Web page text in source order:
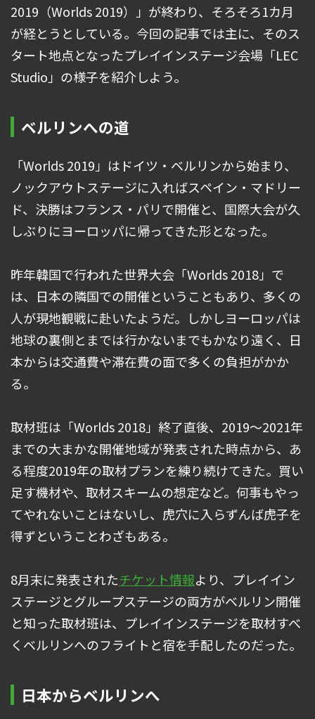
2019（Worlds 2019）」が終わり、そろそろ1カ月
が経とうとしている。今回の記事では主に、そのス
タート地点となったプレイインステージ会場「LEC
Studio」の様子を紹介しよう。
ベルリンへの道
「Worlds 2019」はドイツ・ベルリンから始まり、
ノックアウトステージに入ればスペイン・マドリー
ド、決勝はフランス・パリで開催と、国際大会が久
しぶりにヨーロッパに帰ってきた形となった。
昨年韓国で行われた世界大会「Worlds 2018」で
は、日本の隣国での開催ということもあり、多くの
人が現地観戦に赴いたようだ。しかしヨーロッパは
地球の裏側とまでは行かないまでもかなり遠く、日
本からは交通費や滞在費の面で多くの負担がかか
る。
取材班は「Worlds 2018」終了直後、2019～2021年
までの大まかな開催地域が発表された時点から、あ
る程度2019年の取材プランを練り続けてきた。買い
足す機材や、取材スキームの想定など。何事もやっ
てやれないことはないし、虎穴に入らずんば虎子を
得ずということわざもある。
8月末に発表されたチケット情報より、プレイイン
ステージとグループステージの両方がベルリン開催
と知った取材班は、プレイインステージを取材すべ
くベルリンへのフライトと宿を手配したのだった。
日本からベルリンへ